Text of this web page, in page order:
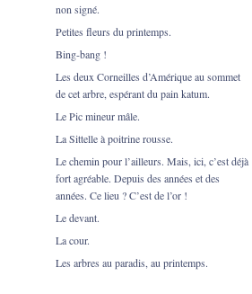
non signé.
Petites fleurs du printemps.
Bing-bang !
Les deux Corneilles d’Amérique au sommet
de cet arbre, espérant du pain katum.
Le Pic mineur mâle.
La Sittelle à poitrine rousse.
Le chemin pour l’ailleurs. Mais, ici, c’est déjà
fort agréable. Depuis des années et des
années. Ce lieu ? C’est de l’or !
Le devant.
La cour.
Les arbres au paradis, au printemps.